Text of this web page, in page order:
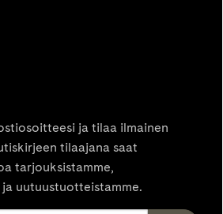
ja tilaa ilmainen
tilaajana saat
tarjouksistamme,
uutuustuotteistamme.